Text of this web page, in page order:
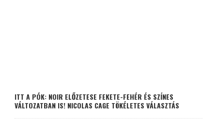
ITT A PÓK: NOIR ELŐZETESE FEKETE-FEHÉR ÉS SZÍNES
VÁLTOZATBAN IS! NICOLAS CAGE TÖKÉLETES VÁLASZTÁS